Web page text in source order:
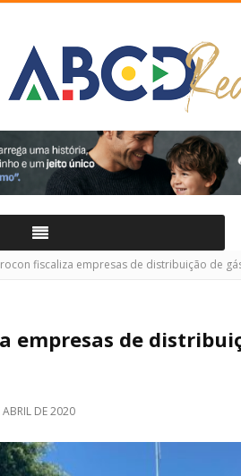
fiscaliza empresas de distribuição de
empresas de
ABRIL DE 2020